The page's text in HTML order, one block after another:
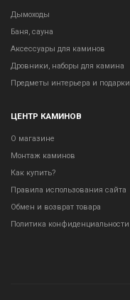
Дымоходы
Баня, сауна
Аксессуары для каминов
Дровники, наборы для камина
Предметы интерьера и подарки
ЦЕНТР КАМИНОВ
О магазине
Монтаж каминов
Как купить?
Правила использования сайта
Обмен и возврат товара
Политика конфиденциальности